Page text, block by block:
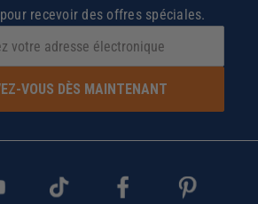
recevoir des offres spéciales.
VOUS DÈS MAINTENANT